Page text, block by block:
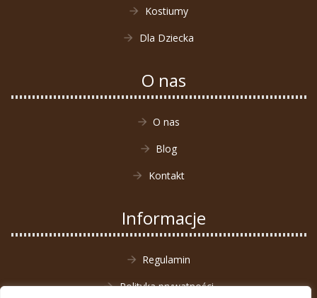
Kostiumy
Dla Dziecka
O nas
O nas
Blog
Kontakt
Informacje
Regulamin
Polityka prywatności